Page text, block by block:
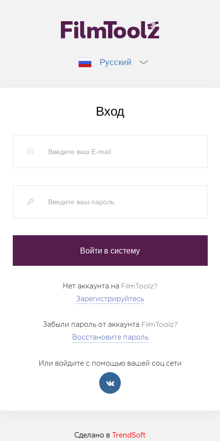
Русский
Вход
Нет аккаунта на FilmToolz?
Зарегистрируйтесь
Забыли пароль от аккаунта FilmToolz?
Восстановите пароль
Или войдите с помощью вашей соц.сети
Сделано в TrendSoft